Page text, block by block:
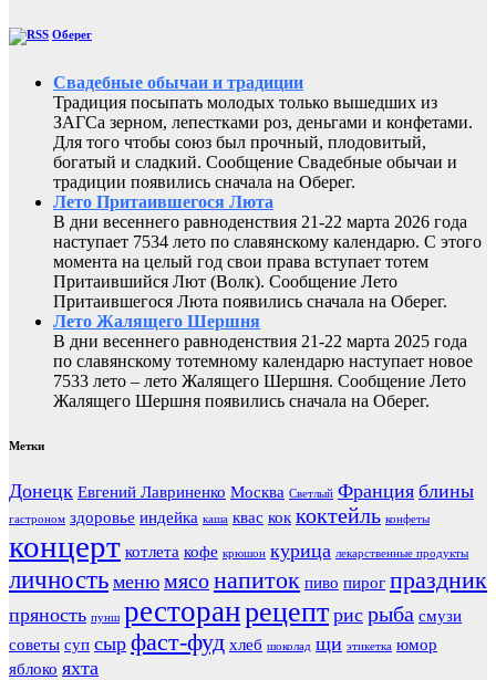
Оберег
Свадебные обычаи и традиции
Традиция посыпать молодых только вышедших из
ЗАГСа зерном, лепестками роз, деньгами и конфетами.
Для того чтобы союз был прочный, плодовитый,
богатый и сладкий. Сообщение Свадебные обычаи и
традиции появились сначала на Оберег.
Лето Притаившегося Люта
В дни весеннего равноденствия 21-22 марта 2026 года
наступает 7534 лето по славянскому календарю. С этого
момента на целый год свои права вступает тотем
Притаившийся Лют (Волк). Сообщение Лето
Притаившегося Люта появились сначала на Оберег.
Лето Жалящего Шершня
В дни весеннего равноденствия 21-22 марта 2025 года
по славянскому тотемному календарю наступает новое
7533 лето – лето Жалящего Шершня. Сообщение Лето
Жалящего Шершня появились сначала на Оберег.
Метки
Донецк Евгений Лавриненко Москва Светлый Франция блины
гастроном здоровье индейка каша квас кок коктейль конфеты
концерт котлета кофе крюшон курица лекарственные продукты
личность меню мясонапиток пиво пирог праздник
пряность пунш ресторанрецепт рис рыба смузи
советы суп сыр фаст-фуд хлеб шоколад щи этикетка юмор
яблоко яхта